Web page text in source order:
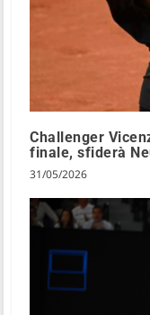
Challenger
finale, sfiderà
31/05/2026